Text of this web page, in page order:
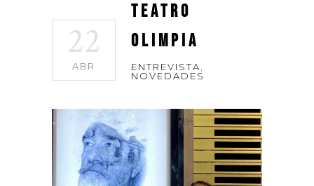
22
ABR
Teatro
Olimpia
ENTREVISTA,
NOVEDADES